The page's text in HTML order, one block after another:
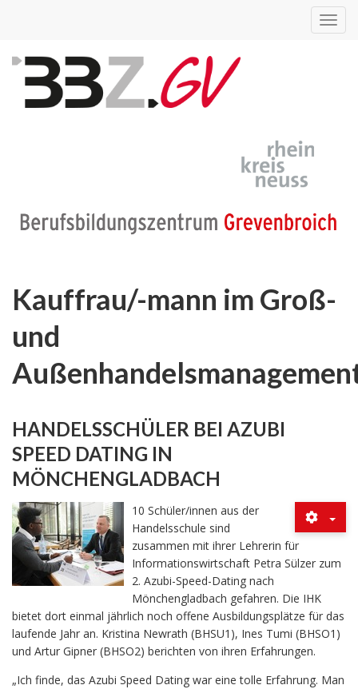
Kauffrau/-mann im Groß-
und
HANDELSSCHÜLER BEI AZUBI
SPEED DATING IN
MÖNCHENGLADBACH
10 Schüler/innen aus der
Handelsschule sind
zusammen mit ihrer Lehrerin für
Informationswirtschaft Petra Sülzer zum
2. Azubi-Speed-Dating nach
Mönchengladbach gefahren. Die IHK
bietet dort einmal jährlich noch offene Ausbildungsplätze für das
laufende Jahr an. Kristina Newrath (BHSU1), Ines Tumi (BHSO1)
und Artur Gipner (BHSO2) berichten von ihren Erfahrungen.
„Ich finde, das Azubi Speed Dating war eine tolle Erfahrung. Man